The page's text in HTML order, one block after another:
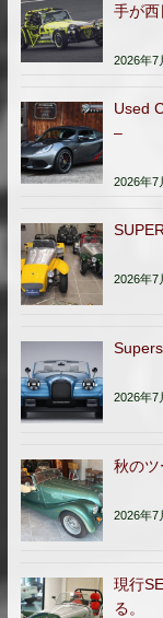
手が西
2026年7
Used
–
2026年7
2026年7
2026年7
秋のツ
2026年7
現行
る。